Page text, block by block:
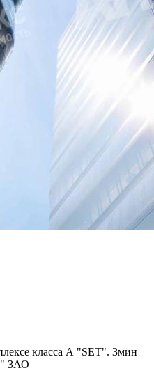
класса А "SET". 3мин
ЗАО